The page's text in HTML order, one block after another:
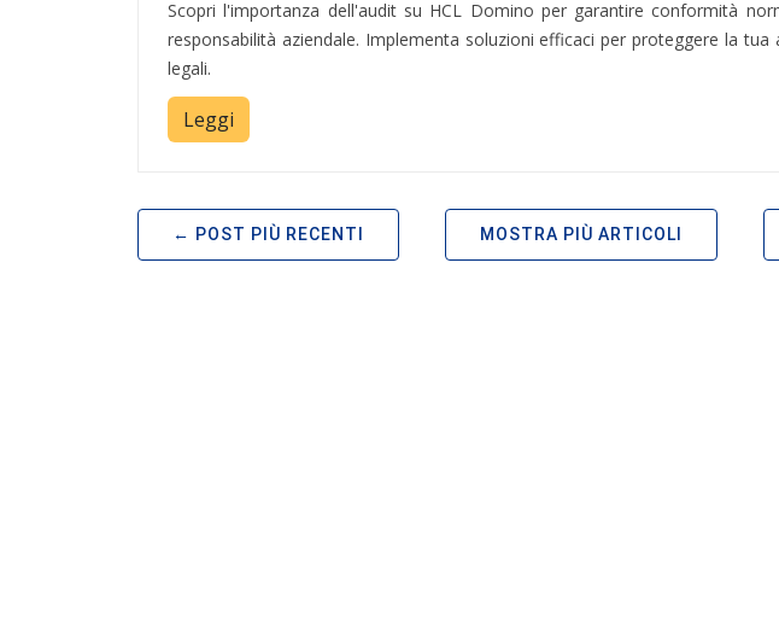
Scopri l'importanza dell'audit su HCL Domino per garantire conformità
responsabilità aziendale. Implementa soluzioni efficaci per proteggere la tua
legali.
Leggi
POST PIÙ RECENTI MOSTRA PIÙ ARTICOLI